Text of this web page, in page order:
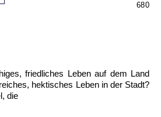
680
friedliches Leben auf dem Land
hektisches Leben in der Stadt?
die